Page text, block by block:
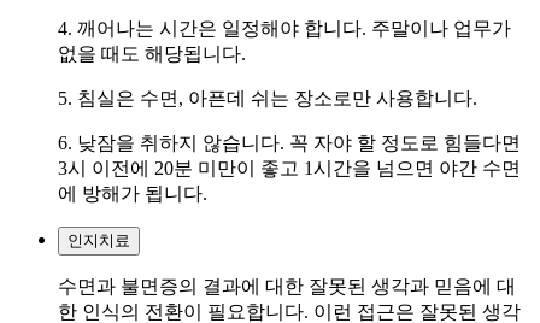
4. 깨어나는 시간은 일정해야 합니다. 주말이나 업무가
없을 때도 해당됩니다.
5. 침실은 수면, 아픈데 쉬는 장소로만 사용합니다.
6. 낮잠을 취하지 않습니다. 꼭 자야 할 정도로 힘들다면
3시 이전에 20분 미만이 좋고 1시간을 넘으면 야간 수면
에 방해가 됩니다.
인지치료
수면과 불면증의 결과에 대한 잘못된 생각과 믿음에 대
한 인식의 전환이 필요합니다. 이런 접근은 잘못된 생각